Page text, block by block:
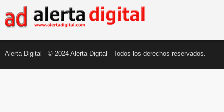
Alerta Digital - © 2024 Alerta Digital - Todos los derechos reservados.